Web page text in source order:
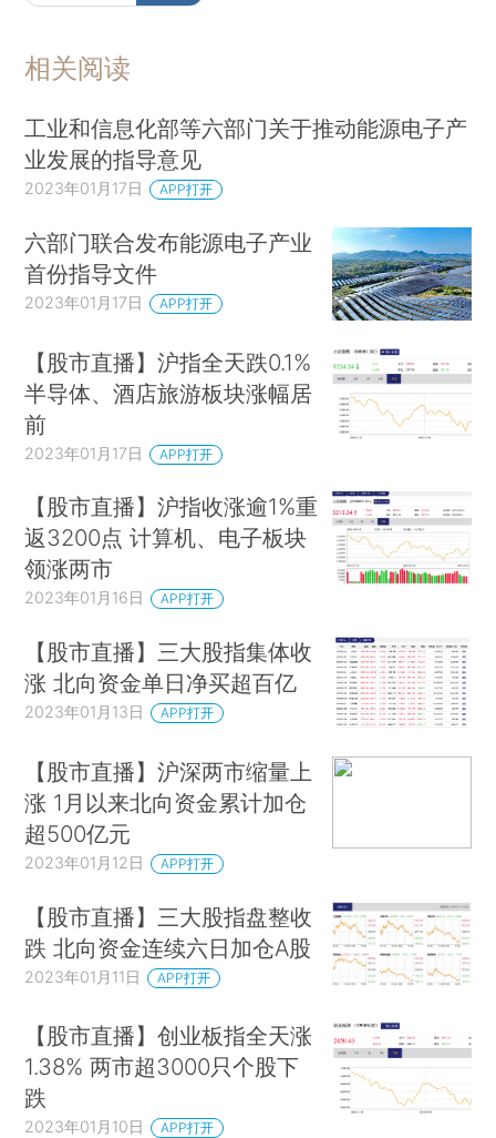
相关阅读
工业和信息化部等六部门关于推动能源电子产
业发展的指导意见
2023年01月17日 APP打开
六部门联合发布能源电子产业
首份指导文件
2023年01月17日 APP打开
【股市直播】沪指全天跌0.1%
半导体、酒店旅游板块涨幅居
前
2023年01月17日 APP打开
【股市直播】沪指收涨逾1%重
返3200点 计算机、电子板块
领涨两市
2023年01月16日 APP打开
【股市直播】三大股指集体收
涨 北向资金单日净买超百亿
2023年01月13日 APP打开
【股市直播】沪深两市缩量上
涨 1月以来北向资金累计加仓
超500亿元
2023年01月12日 APP打开
【股市直播】三大股指盘整收
跌 北向资金连续六日加仓A股
2023年01月11日 APP打开
【股市直播】创业板指全天涨
1.38% 两市超3000只个股下
跌
2023年01月10日 APP打开